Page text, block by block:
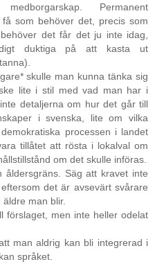
Permanent
som behöver det, precis som
det får det ju inte idag,
duktiga på att kasta ut
skulle man kunna tänka sig
lite i stil med vad man har i
detaljerna om hur det går till
i svenska, lite om vilka
processen i landet
tillåtet att rösta i lokalval om
om det skulle införas.
åldersgräns. Säg att kravet inte
det är avsevärt svårare
man blir.
förslaget, men inte heller odelat
man aldrig kan bli integrerad i
språket.